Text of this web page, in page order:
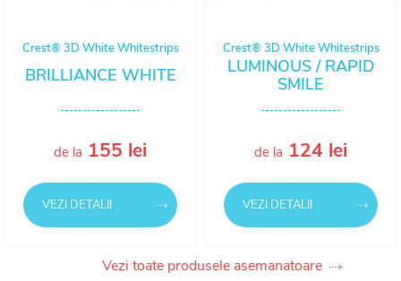
Crest® 3D White Whitestrips
BRILLIANCE WHITE
de la 155 lei
VEZI DETALII
Crest® 3D White Whitestrips
LUMINOUS / RAPID
SMILE
de la 124 lei
VEZI DETALII
Vezi toate produsele asemanatoare